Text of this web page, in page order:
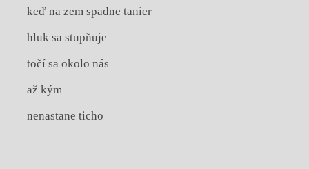
keď na zem spadne tanier
hluk sa stupňuje
točí sa okolo nás
až kým
nenastane ticho